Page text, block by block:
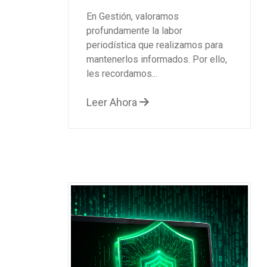
En Gestión, valoramos
profundamente la labor
periodística que realizamos para
mantenerlos informados. Por ello,
les recordamos...
Leer Ahora